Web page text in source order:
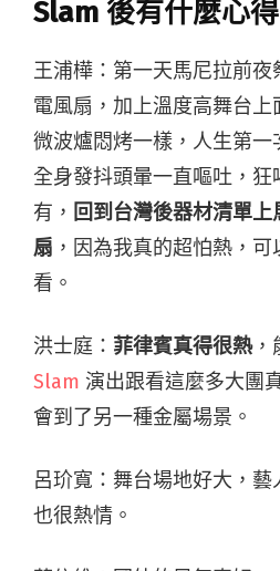
Slam 後有什麼心
王浦樺：第一天馬尼拉前
電風扇，加上溫度高舞台
微波爐悶烤一樣，人生第一
全身發抖頭暈一直嘔吐，
有， 回到台灣後器材清單
扇 ，因為我真的超怕熱，
看。
洪士庭： 菲律賓真得很熱，
Slam 演出跟看這麼多大團
會到了另一種金屬場景。
呂玠寬：舞台場地好大，
也很熱情。